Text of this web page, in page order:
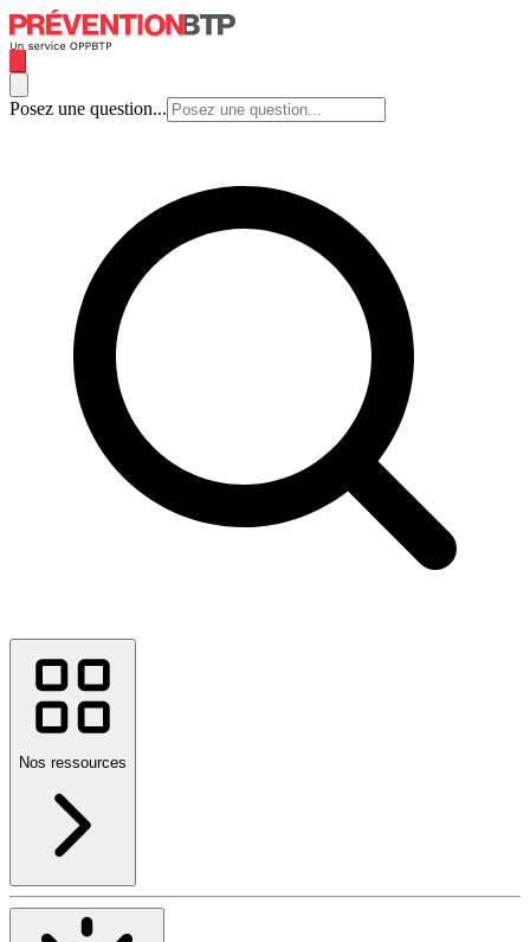
Posez une question...
Nos ressources